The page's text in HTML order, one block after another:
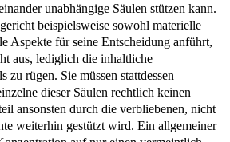
unabhängige Säulen stützen kann.
beispielsweise sowohl materielle
Aspekte für seine Entscheidung anführt,
aus, lediglich die inhaltliche
rügen. Sie müssen stattdessen
dieser Säulen rechtlich keinen
ansonsten durch die verbliebenen, nicht
weiterhin gestützt wird. Ein allgemeiner